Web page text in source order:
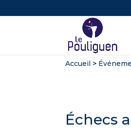
Accueil >
Échecs